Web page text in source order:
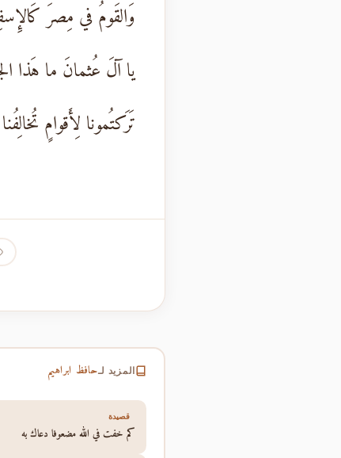
وَالقَومُ في مِصرَ
يا آلَ عُثمانَ ما هَذا
تَرَكتُمونا لِأَقوامٍ تُخالِفُنا
المزيد لـحافظ ابراهيم
قصيدة
كم خفت في الله مضعوفا دعاك به